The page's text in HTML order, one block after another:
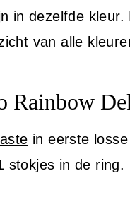
in dezelfde
van alle
Rainbow
in eerste
stokjes in de